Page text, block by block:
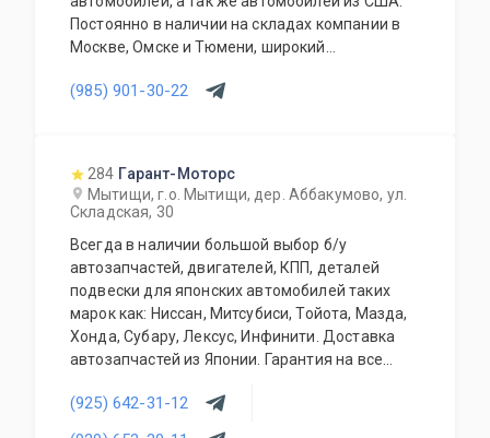
Постоянно в наличии на складах компании в
Москве, Омске и Тюмени, широкий
более 150000 наименований. Все запчасти,
(985) 901-30-22
284 Гарант-Моторс
Мытищи, г.о. Мытищи, дер. Аббакумово, ул.
Складская, 30
Всегда в наличии большой выбор б/у
автозапчастей, двигателей, КПП, деталей
подвески для японских автомобилей таких
марок как: Ниссан, Митсубиси, Тойота, Мазда,
Хонда, Субару, Лексус, Инфинити. Доставка
автозапчастей из Японии. Гарантия на все
(925) 642-31-12